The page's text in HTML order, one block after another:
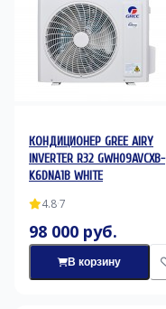
КОНДИЦИОНЕР GREE AIRY
INVERTER R32 GWH09AVCXB-
K6DNA1B WHITE
4.8·7
98 000 руб.
В корзину